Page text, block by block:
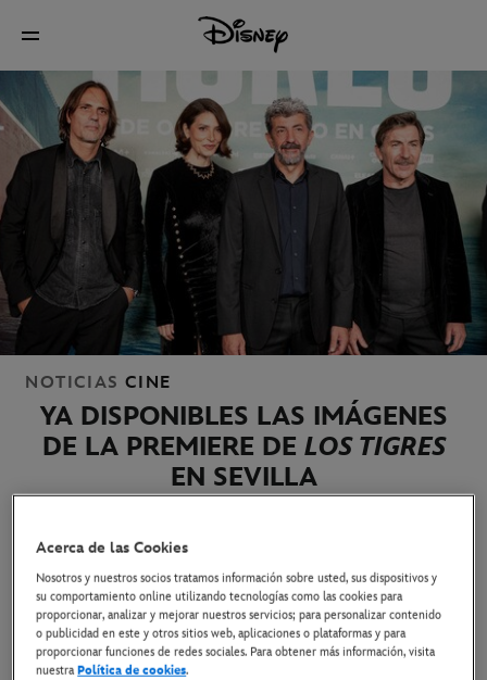
NOTICIAS CINE
YA DISPONIBLES LAS IMÁGENES
DE LA PREMIERE DE LOS TIGRES
EN SEVILLA
EL DIRECTOR ALBERTO RODRÍGUEZ POSÓ EN
LA ALFOMBRA ROJA ANOCHE JUNTO A LOS
PROTAGONISTAS ANTONIO DE LA TORRE Y
Acerca de las Cookies
Nosotros y nuestros socios tratamos información sobre usted, sus dispositivos y
su comportamiento online utilizando tecnologías como las cookies para
proporcionar, analizar y mejorar nuestros servicios; para personalizar contenido
o publicidad en este y otros sitios web, aplicaciones o plataformas y para
proporcionar funciones de redes sociales. Para obtener más información, visita
nuestra Política de cookies.